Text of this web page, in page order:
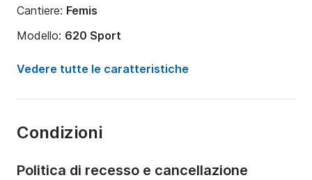
Cantiere: Femis
Modello: 620 Sport
115CV
Portata massima persone:
Vedere tutte le caratteristiche
Condizioni
Politica di recesso e cancellazione